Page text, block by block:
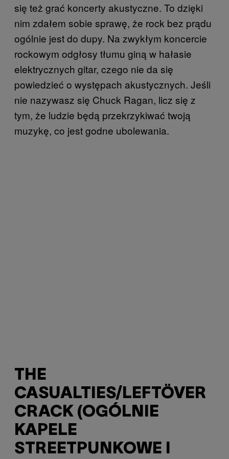
się też grać koncerty akustyczne. To dzięki
nim zdałem sobie sprawę, że rock bez prądu
ogólnie jest do dupy. Na zwykłym koncercie
rockowym odgłosy tłumu giną w hałasie
elektrycznych gitar, czego nie da się
powiedzieć o występach akustycznych. Jeśli
nie nazywasz się Chuck Ragan, licz się z
tym, że ludzie będą przekrzykiwać twoją
muzykę, co jest godne ubolewania.
THE
CASUALTIES/LEFTÖVER
CRACK (OGÓLNIE
KAPELE
STREETPUNKOWE I